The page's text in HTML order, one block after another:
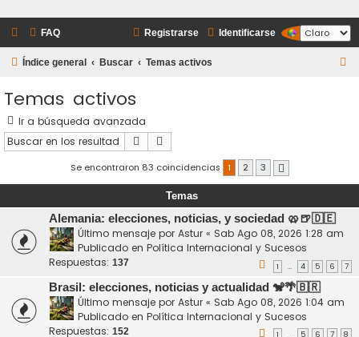
FAQ Identificarse
Registrarse
Índice general Buscar Temas activos
Temas activos
Ir a búsqueda avanzada
Buscar
Se encontraron 83 coincidencias 1 2 3
Temas
Alemania: elecciones, noticias, y sociedad 🥨🍺🇩🇪
Último mensaje por Astur « Sab Ago 08, 2026 1:28 am
Publicado en Política Internacional y Sucesos
Respuestas: 137 1 … 4 5 6 7
Brasil: elecciones, noticias y actualidad 🐒🌴🇧🇷
Último mensaje por Astur « Sab Ago 08, 2026 1:04 am
Publicado en Política Internacional y Sucesos
Respuestas: 152 1 5 6 7 8